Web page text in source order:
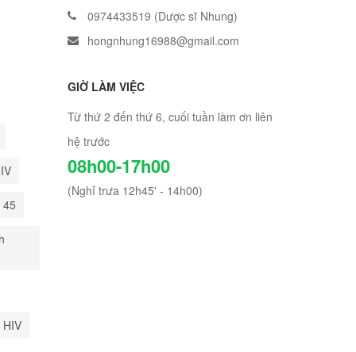
0974433519 (Dược sĩ Nhung)
hongnhung16988@gmail.com
GIỜ LÀM VIỆC
Từ thứ 2 đến thứ 6, cuối tuần làm ơn liên
hệ trước
08h00-17h00
(Nghỉ trưa 12h45' - 14h00)